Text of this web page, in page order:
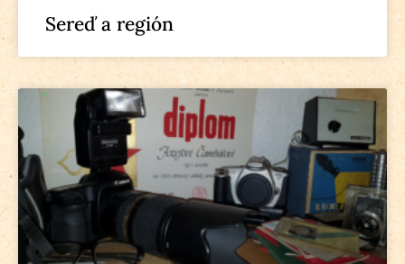
Sereď a región